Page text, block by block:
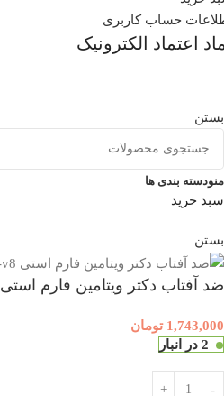
حساب کاربری
اعتماد الکترونیک
بستن
منودسته بندی ها
سبد خرید
بستن
ضد آفتاب دکتر ویتامین فارم استی dr-v8 حجم 70 گرم
1,743,000 تومان
2 در انبار